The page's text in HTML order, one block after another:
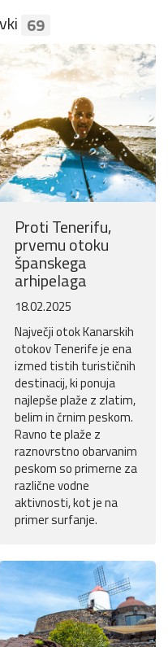
69
Proti Tenerifu,
prvemu otoku
španskega
arhipelaga
18.02.2025
Največji otok Kanarskih
otokov Tenerife je ena
izmed tistih turističnih
destinacij, ki ponuja
najlepše plaže z zlatim,
belim in črnim peskom.
Ravno te plaže z
raznovrstno obarvanim
peskom so primerne za
različne vodne
aktivnosti, kot je na
primer surfanje.